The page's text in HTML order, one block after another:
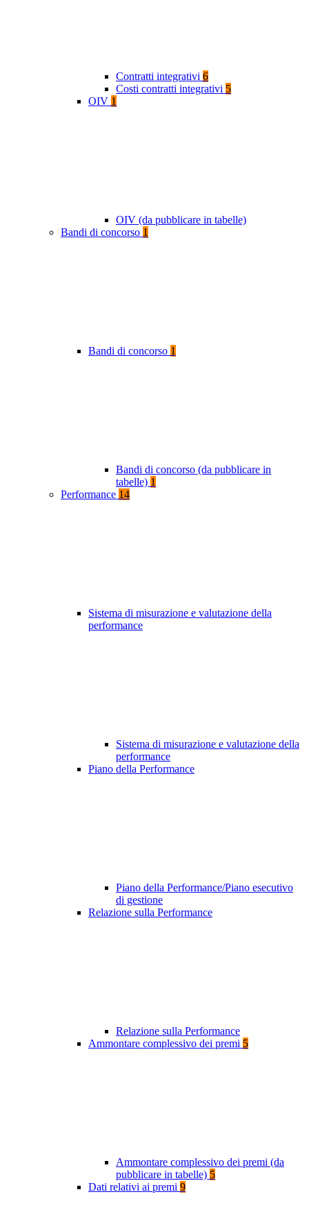
Contratti integrativi 6
Costi contratti integrativi 5
OIV 1
OIV (da pubblicare in tabelle)
Bandi di concorso 1
Bandi di concorso 1
Bandi di concorso (da pubblicare in
tabelle) 1
Performance 14
Sistema di misurazione e valutazione della
performance
Sistema di misurazione e valutazione della
performance
Piano della Performance
Piano della Performance/Piano esecutivo
di gestione
Relazione sulla Performance
Relazione sulla Performance
Ammontare complessivo dei premi 5
Ammontare complessivo dei premi (da
pubblicare in tabelle) 5
Dati relativi ai premi 9